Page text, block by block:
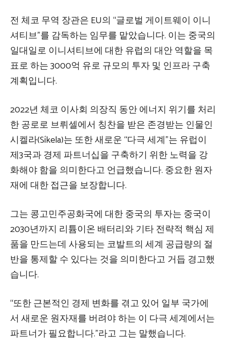
전 체코 무역 장관은 EU의 “글로벌 게이트웨이 이니
셔티브”를 감독하는 임무를 맡았습니다. 이는 중국의
일대일로 이니셔티브에 대한 유럽의 대안 역할을 목
표로 하는 3000억 유로 규모의 투자 및 인프라 구축
계획입니다.
2022년 체코 이사회 의장직 동안 에너지 위기를 처리
한 공로로 브뤼셀에서 칭찬을 받은 존경받는 인물인
시켈라(Síkela)는 또한 새로운 “다극 세계”는 유럽이
제3국과 경제 파트너십을 구축하기 위한 노력을 강
화해야 함을 의미한다고 언급했습니다. 중요한 원자
재에 대한 접근을 보장합니다.
그는 콩고민주공화국에 대한 중국의 투자는 중국이
2030년까지 리튬이온 배터리와 기타 전략적 핵심 제
품을 만드는데 사용되는 코발트의 세계 공급량의 절
반을 통제할 수 있다는 것을 의미한다고 거듭 경고했
습니다.
“또한 근본적인 경제 변화를 겪고 있어 일부 국가에
서 새로운 원자재를 버려야 하는 이 다극 세계에서는
파트너가 필요합니다.”라고 그는 말했습니다.